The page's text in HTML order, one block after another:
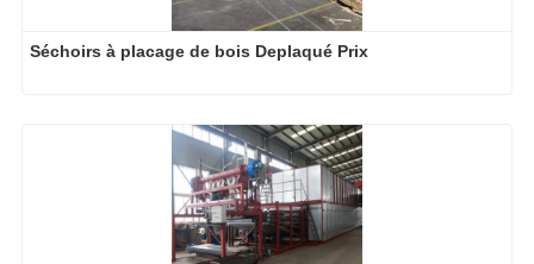
Séchoirs à placage de bois Deplaqué Prix